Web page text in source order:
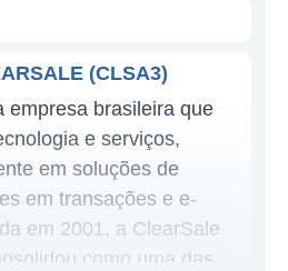
(CLSA3)
empresa brasileira que
e serviços,
em soluções de
em transações e e-
em 2001, a ClearSale
como uma das